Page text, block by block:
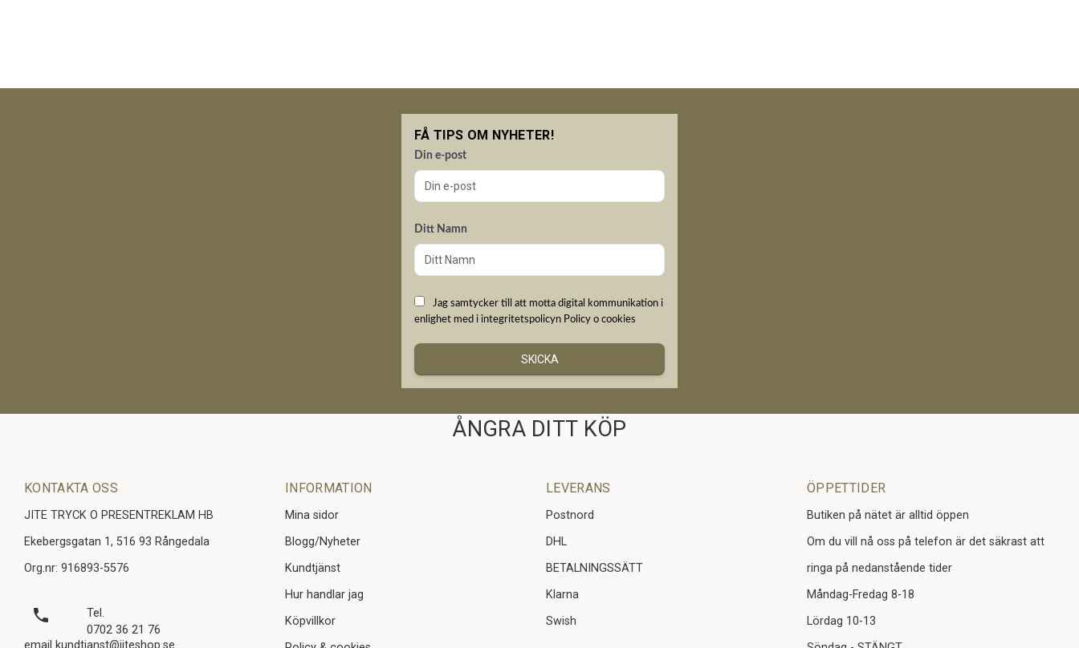
FÅ TIPS OM NYHETER!
Din e-post
Ditt Namn
Jag samtycker till att motta digital kommunikation i
enlighet med i integritetspolicyn Policy o cookies
SKICKA
ÅNGRA DITT KÖP
KONTAKTA OSS
JITE TRYCK O PRESENTREKLAM HB
Ekebergsgatan 1, 516 93 Rångedala
Org.nr: 916893-5576
local_phone
Tel.
0702 36 21 76
email kundtjanst@jiteshop.se
INFORMATION
Mina sidor
Blogg/Nyheter
Kundtjänst
Hur handlar jag
Köpvillkor
LEVERANS
Postnord
DHL
BETALNINGSSÄTT
Klarna
Swish
ÖPPETTIDER
Butiken på nätet är alltid öppen
Om du vill nå oss på telefon är det säkrast att
ringa på nedanstående tider
Måndag-Fredag 8-18
Lördag 10-13